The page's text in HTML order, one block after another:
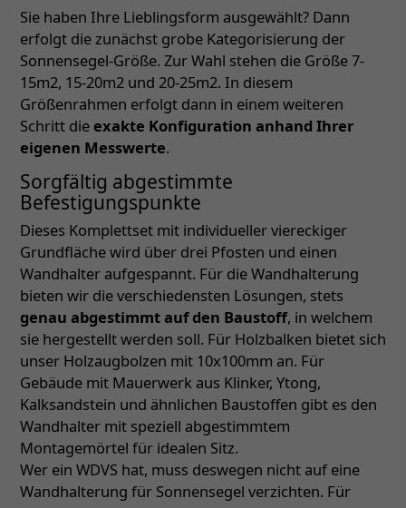
Sie haben Ihre Lieblingsform ausgewählt? Dann
erfolgt die zunächst grobe Kategorisierung der
Sonnensegel-Größe. Zur Wahl stehen die Größe 7-
15m2, 15-20m2 und 20-25m2. In diesem
Größenrahmen erfolgt dann in einem weiteren
Schritt die exakte Konfiguration anhand Ihrer
eigenen Messwerte.
Sorgfältig abgestimmte
Befestigungspunkte
Dieses Komplettset mit individueller viereckiger
Grundfläche wird über drei Pfosten und einen
Wandhalter aufgespannt. Für die Wandhalterung
bieten wir die verschiedensten Lösungen, stets
genau abgestimmt auf den Baustoff, in welchem
sie hergestellt werden soll. Für Holzbalken bietet sich
unser Holzaugbolzen mit 10x100mm an. Für
Gebäude mit Mauerwerk aus Klinker, Ytong,
Kalksandstein und ähnlichen Baustoffen gibt es den
Wandhalter mit speziell abgestimmtem
Montagemörtel für idealen Sitz.
Wer ein WDVS hat, muss deswegen nicht auf eine
Wandhalterung für Sonnensegel verzichten. Für